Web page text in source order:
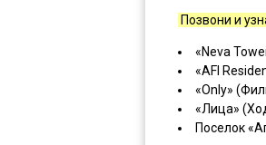
Позвони и
«Neva
«AFI
«Only»
«Лица»
Поселок